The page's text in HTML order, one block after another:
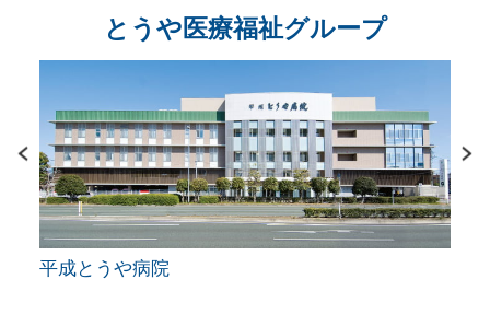
とうや医療福祉グループ
平成とうや病院